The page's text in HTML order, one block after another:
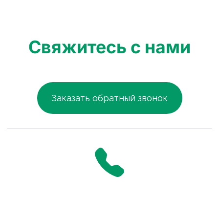
Свяжитесь с нами
Заказать обратный звонок